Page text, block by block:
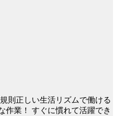
則正しい生活リズムで働ける
作業！ すぐに慣れて活躍でき